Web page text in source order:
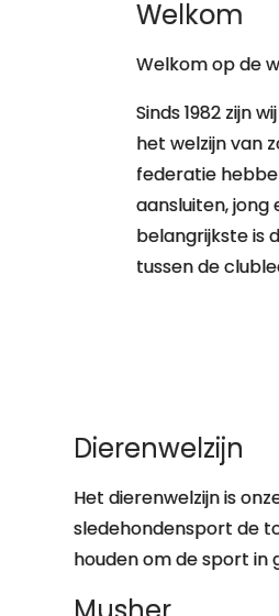
Welkom
Welkom op de
Sinds 1982 zijn
het welzijn van
federatie
aansluiten, jong
belangrijkste is
tussen de
Dierenwelzijn
Het dierenwelzijn is
sledehondensport de
houden om de sport in